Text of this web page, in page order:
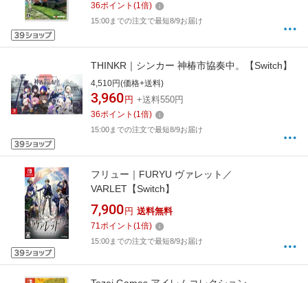
36ポイント (1倍)
15:00までの注文で最短8/9お届け
THINKR｜シンカー 神椿市協奏中。【Switch】
4,510円(価格+送料)
3,960 円 +送料550円
36ポイント (1倍)
15:00までの注文で最短8/9お届け
フリュー｜FURYU ヴァレット／
VARLET【Switch】
7,900 円 送料無料
71ポイント (1倍)
15:00までの注文で最短8/9お届け